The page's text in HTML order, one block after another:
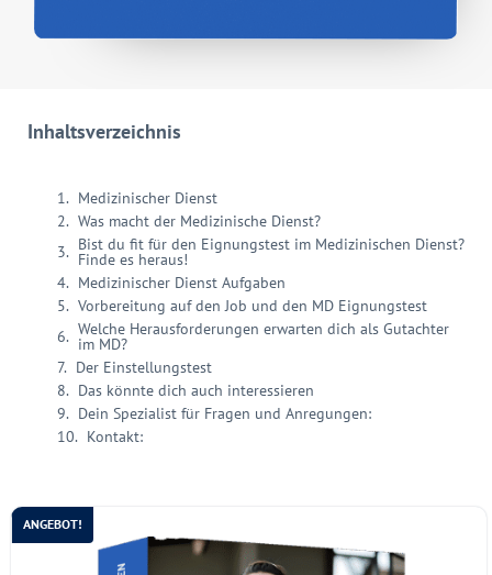
Inhaltsverzeichnis
Medizinischer Dienst
Was macht der Medizinische Dienst?
Bist du fit für den Eignungstest im Medizinischen Dienst?
Finde es heraus!
Medizinischer Dienst Aufgaben
Vorbereitung auf den Job und den MD Eignungstest
Welche Herausforderungen erwarten dich als Gutachter
im MD?
Der Einstellungstest
Das könnte dich auch interessieren
Dein Spezialist für Fragen und Anregungen:
Kontakt:
ANGEBOT!